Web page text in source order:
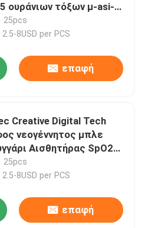
ουράνιων τόξων μ-asi-
1777 1861 μίας
SpO2 μπλε νήπιο spong
25pcs
2.5-8USD per PCS
επαφή
Creative Digital Tech
νεογέννητος μπλε
Αισθητήρας SpO2
CMS60C CMS60CW
25pcs
2.5-8USD per PCS
επαφή